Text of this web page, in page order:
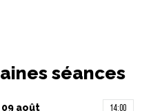
séances
août 14:00